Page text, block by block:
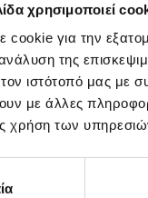
χρησιμοποιεί
cookie για την
της
τον ιστότοπό μας με
με άλλες
χρήση των